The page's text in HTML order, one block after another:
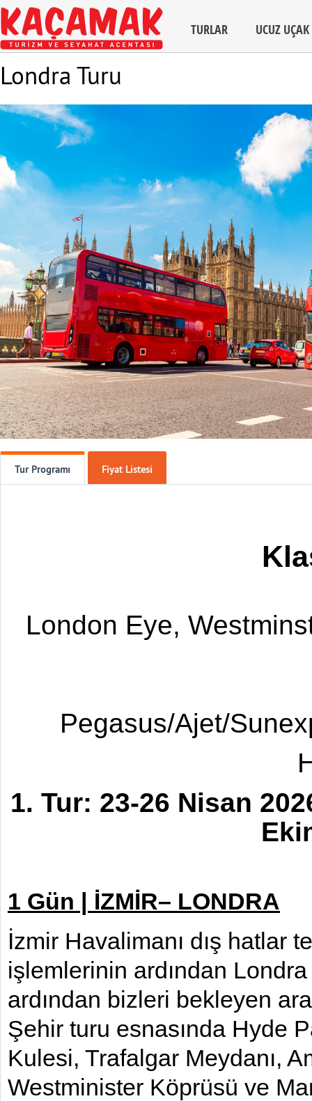
TURLAR UCUZ
Londra Turu
Tur Programı Fiyat Listesi
London Eye,
Pegasus/Ajet/
1. Tur: 23-26 Nisan
1 Gün | İZMİR– LONDRA
İzmir Havalimanı dış hatlar
işlemlerinin ardından Londra
ardından bizleri bekleyen
Şehir turu esnasında Hyde
Kulesi, Trafalgar Meydanı,
Westminister Köprüsü ve